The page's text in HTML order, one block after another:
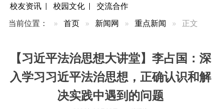
校友资讯
校园文化
交流合作
当前位置：
首页 新闻网 重点新闻 正文
【习近平法治思想大讲堂】李占国：深
入学习习近平法治思想，正确认识和解
决实践中遇到的问题